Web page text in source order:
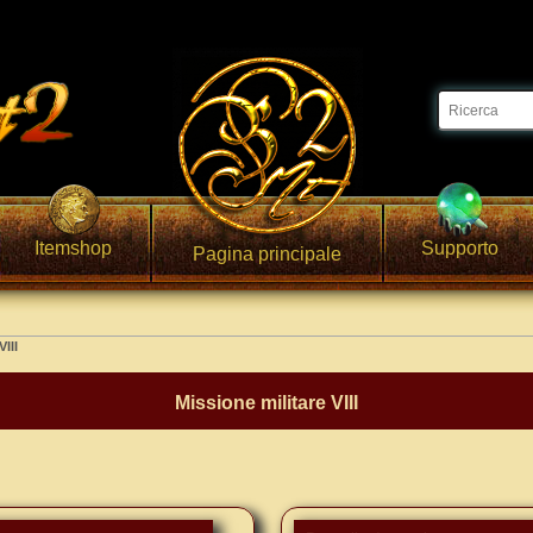
Itemshop Pagina principale Supporto
Missione militare VIII